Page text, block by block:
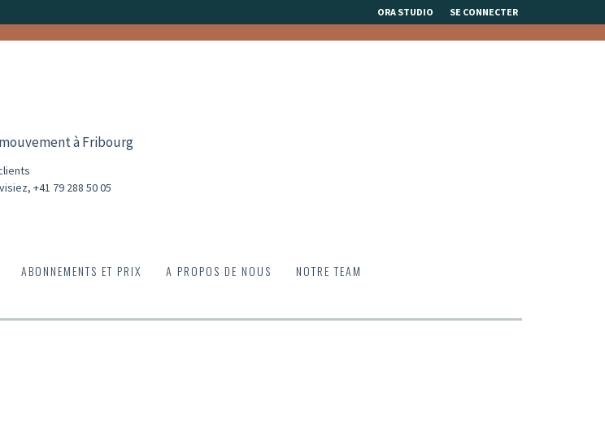
ORA STUDIO SE CONNECTER
à Fribourg
, +41 79 288 50 05
ABONNEMENTS ET PRIX A PROPOS DE NOUS
NOTRE TEAM